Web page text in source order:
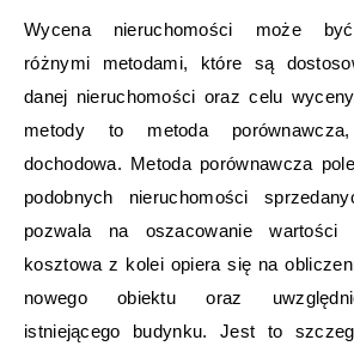
Wycena nieruchomości może być
różnymi metodami, które są
danej nieruchomości oraz celu
metody to metoda
dochodowa. Metoda porównawcza
podobnych nieruchomości
pozwala na oszacowanie wartości
kosztowa z kolei opiera się na
nowego obiektu oraz
istniejącego budynku. Jest to